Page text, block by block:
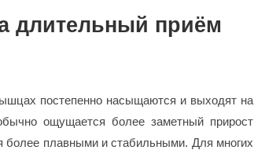
длительный приём
постепенно насыщаются и выходят на
ощущается более заметный прирост
плавными и стабильными. Для многих